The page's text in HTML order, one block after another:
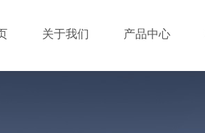
关于我们 产品中心